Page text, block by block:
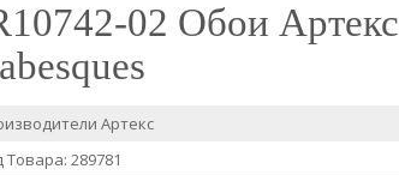
02 Обои Артекс
Артекс
Товара: 289781